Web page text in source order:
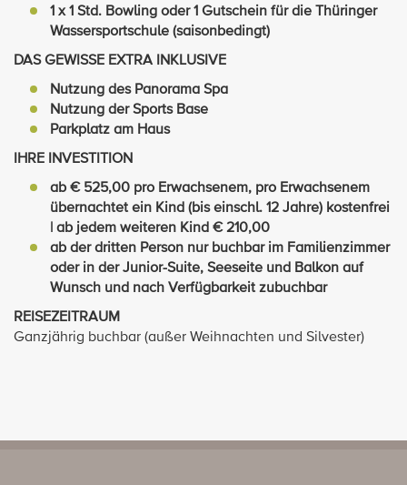
1 x 1 Std. Bowling oder 1 Gutschein für die Thüringer
Wassersportschule (saisonbedingt)
DAS GEWISSE EXTRA INKLUSIVE
Nutzung des Panorama Spa
Nutzung der Sports Base
Parkplatz am Haus
IHRE INVESTITION
ab € 525,00 pro Erwachsenem, pro Erwachsenem
übernachtet ein Kind (bis einschl. 12 Jahre) kostenfrei
| ab jedem weiteren Kind € 210,00
ab der dritten Person nur buchbar im Familienzimmer
oder in der Junior-Suite, Seeseite und Balkon auf
Wunsch und nach Verfügbarkeit zubuchbar
REISEZEITRAUM
Ganzjährig buchbar (außer Weihnachten und Silvester)